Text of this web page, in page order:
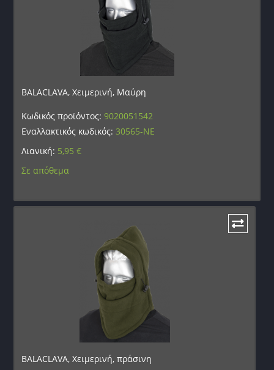
BALACLAVA, Χειμερινή, Μαύρη
Κωδικός προϊόντος:9020051542
Εναλλακτικός κωδικός: 30565-NE
Λιανική: 5,95€
Σε απόθεμα
BALACLAVA, Χειμερινή, πράσινη